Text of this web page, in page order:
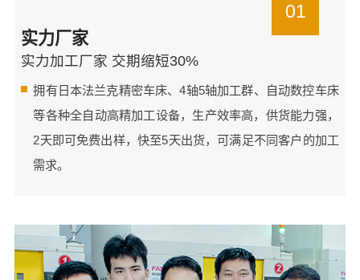
01
实力厂家
实力加工厂家 交期缩短30%
拥有日本法兰克精密车床、4轴5轴加工群、自动数控车床
等各种全自动高精加工设备，生产效率高，供货能力强，
2天即可免费出样，快至5天出货，可满足不同客户的加工
需求。